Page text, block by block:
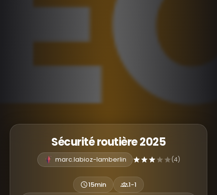
Sécurité routière 2025
marc.labioz-lamberlin (4)
15min
1-1